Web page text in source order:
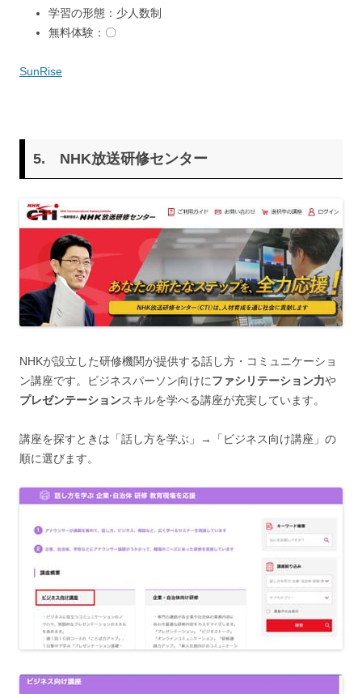
学習の形態：少人数制
無料体験：〇
SunRise
5. NHK放送研修センター
NHKが設立した研修機関が提供する話し方・コミュニケーショ
ン講座です。ビジネスパーソン向けにファシリテーション力や
プレゼンテーションスキルを学べる講座が充実しています。
講座を探すときは「話し方を学ぶ」→「ビジネス向け講座」の
順に選びます。